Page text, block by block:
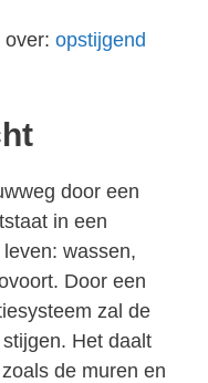
over: opstijgend
door een
in een
wassen,
Door een
zal de
Het daalt
de muren en